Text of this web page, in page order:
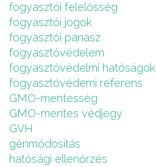
fogyasztói felelősség
fogyasztói jogok
fogyasztói panasz
fogyasztóvédelem
fogyasztóvédelmi hatóságok
fogyasztóvédemi referens
GMO-mentesség
GMO-mentes védjegy
GVH
génmódosítás
hatósági ellenőrzés